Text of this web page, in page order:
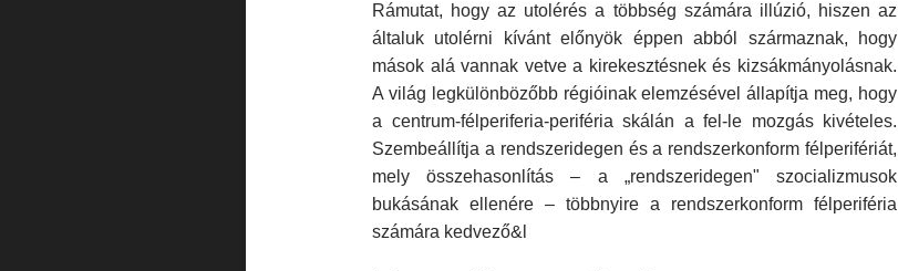
Rámutat, hogy az utolérés a többség számára illúzió, hiszen az
általuk utolérni kívánt előnyök éppen abból származnak, hogy
mások alá vannak vetve a kirekesztésnek és kizsákmányolásnak.
A világ legkülönbözőbb régióinak elemzésével állapítja meg, hogy
a centrum-félperiferia-periféria skálán a fel-le mozgás kivételes.
Szembeállítja a rendszeridegen és a rendszerkonform félperifériát,
mely összehasonlítás – a „rendszeridegen" szocializmusok
bukásának ellenére – többnyire a rendszerkonform félperiféria
számára kedvező&l